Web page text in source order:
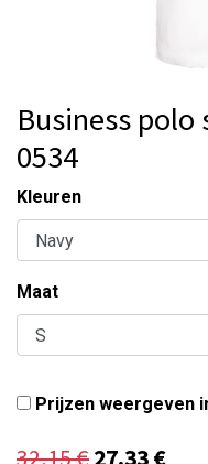
Business polo
0534
Kleuren
Maat
Prijzen weergeven
32,15€27,33€